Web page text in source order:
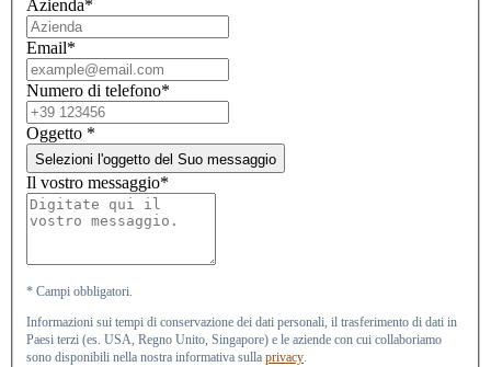
Azienda*
Email*
Numero di telefono*
Oggetto *
Selezioni l'oggetto del Suo messaggio
Il vostro messaggio*
* Campi obbligatori.
Informazioni sui tempi di conservazione dei dati personali, il trasferimento di dati in
Paesi terzi (es. USA, Regno Unito, Singapore) e le aziende con cui collaboriamo
sono disponibili nella nostra informativa sulla privacy.